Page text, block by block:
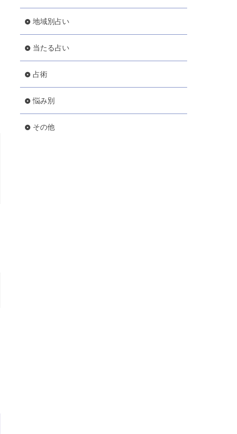
地域別占い
当たる占い
占術
悩み別
その他